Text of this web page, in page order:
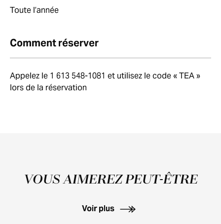
Toute l’année
Comment réserver
Appelez le 1 613 548-1081 et utilisez le code « TEA »
lors de la réservation
VOUS AIMEREZ PEUT-ÊTRE
Voir plus